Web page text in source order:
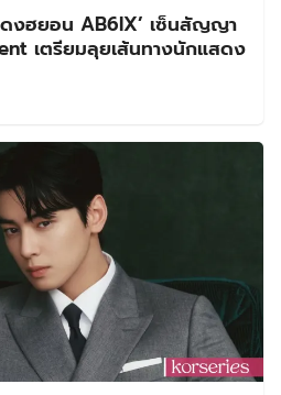
ดงฮยอน AB6IX’ เซ็นสัญญา
เตรียมลุยเส้นทางนักแสดง